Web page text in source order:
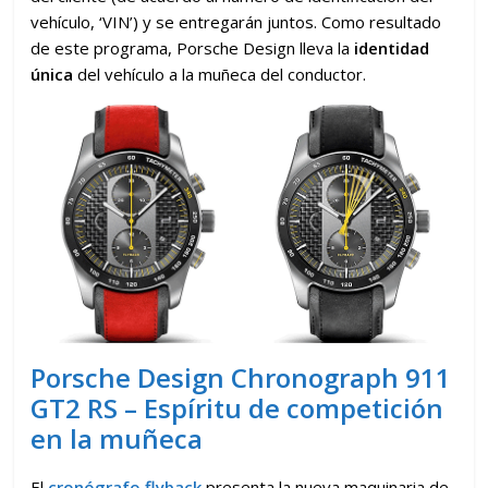
vehículo, ‘VIN’) y se entregarán juntos. Como resultado
de este programa, Porsche Design lleva la identidad
única del vehículo a la muñeca del conductor.
Porsche Design Chronograph 911
GT2 RS – Espíritu de competición
en la muñeca